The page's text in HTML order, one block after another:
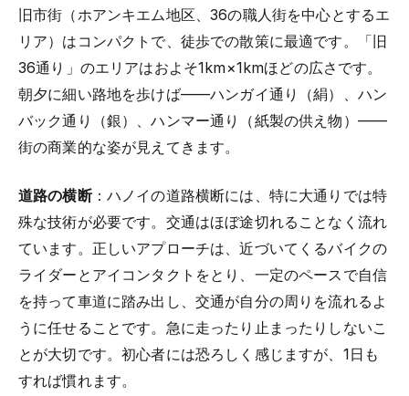
旧市街（ホアンキエム地区、36の職人街を中心とするエ
リア）はコンパクトで、徒歩での散策に最適です。「旧
36通り」のエリアはおよそ1km×1kmほどの広さです。
朝夕に細い路地を歩けば——ハンガイ通り（絹）、ハン
バック通り（銀）、ハンマー通り（紙製の供え物）——
街の商業的な姿が見えてきます。
道路の横断：ハノイの道路横断には、特に大通りでは特
殊な技術が必要です。交通はほぼ途切れることなく流れ
ています。正しいアプローチは、近づいてくるバイクの
ライダーとアイコンタクトをとり、一定のペースで自信
を持って車道に踏み出し、交通が自分の周りを流れるよ
うに任せることです。急に走ったり止まったりしないこ
とが大切です。初心者には恐ろしく感じますが、1日も
すれば慣れます。